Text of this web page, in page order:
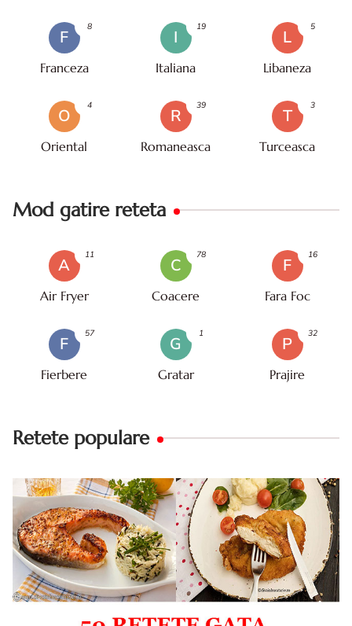
F
Franceza
8
I
Italiana
19
L
Libaneza
5
O
Oriental
4
R
Romaneasca
39
T
Turceasca
3
Mod gatire reteta
A
Air Fryer
11
C
Coacere
78
F
Fara Foc
16
F
Fierbere
57
G
Gratar
1
P
Prajire
32
Retete populare